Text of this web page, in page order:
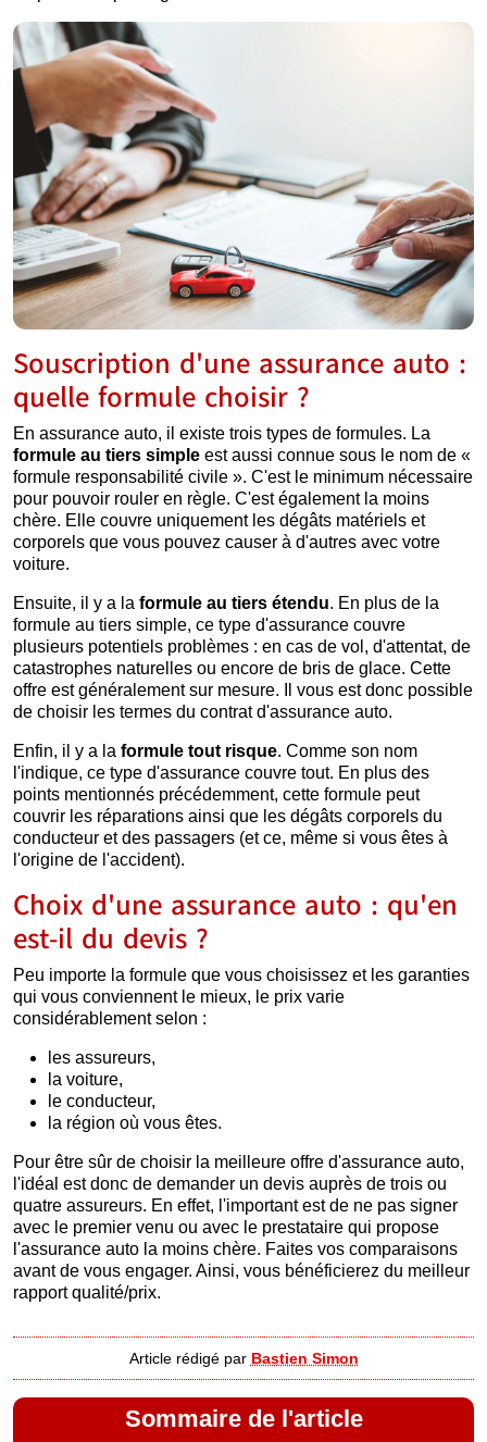
Souscription d'une assurance auto :
quelle formule choisir ?
En assurance auto, il existe trois types de formules. La
formule au tiers simple est aussi connue sous le nom de «
formule responsabilité civile ». C'est le minimum nécessaire
pour pouvoir rouler en règle. C'est également la moins
chère. Elle couvre uniquement les dégâts matériels et
corporels que vous pouvez causer à d'autres avec votre
voiture.
Ensuite, il y a la formule au tiers étendu. En plus de la
formule au tiers simple, ce type d'assurance couvre
plusieurs potentiels problèmes : en cas de vol, d'attentat, de
catastrophes naturelles ou encore de bris de glace. Cette
offre est généralement sur mesure. Il vous est donc possible
de choisir les termes du contrat d'assurance auto.
Enfin, il y a la formule tout risque. Comme son nom
l'indique, ce type d'assurance couvre tout. En plus des
points mentionnés précédemment, cette formule peut
couvrir les réparations ainsi que les dégâts corporels du
conducteur et des passagers (et ce, même si vous êtes à
l'origine de l'accident).
Choix d'une assurance auto : qu'en
est-il du devis ?
Peu importe la formule que vous choisissez et les garanties
qui vous conviennent le mieux, le prix varie
considérablement selon :
les assureurs,
la voiture,
le conducteur,
la région où vous êtes.
Pour être sûr de choisir la meilleure offre d'assurance auto,
l'idéal est donc de demander un devis auprès de trois ou
quatre assureurs. En effet, l'important est de ne pas signer
avec le premier venu ou avec le prestataire qui propose
l'assurance auto la moins chère. Faites vos comparaisons
avant de vous engager. Ainsi, vous bénéficierez du meilleur
rapport qualité/prix.
Article rédigé par Bastien Simon
Sommaire de l'article